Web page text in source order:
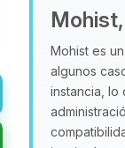
Mohist es
algunos
instancia, lo